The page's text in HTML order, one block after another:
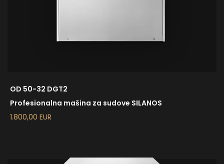
OD 50-32 DGT2
Profesionalna mašina za sudove SILANOS
1.800,00 EUR